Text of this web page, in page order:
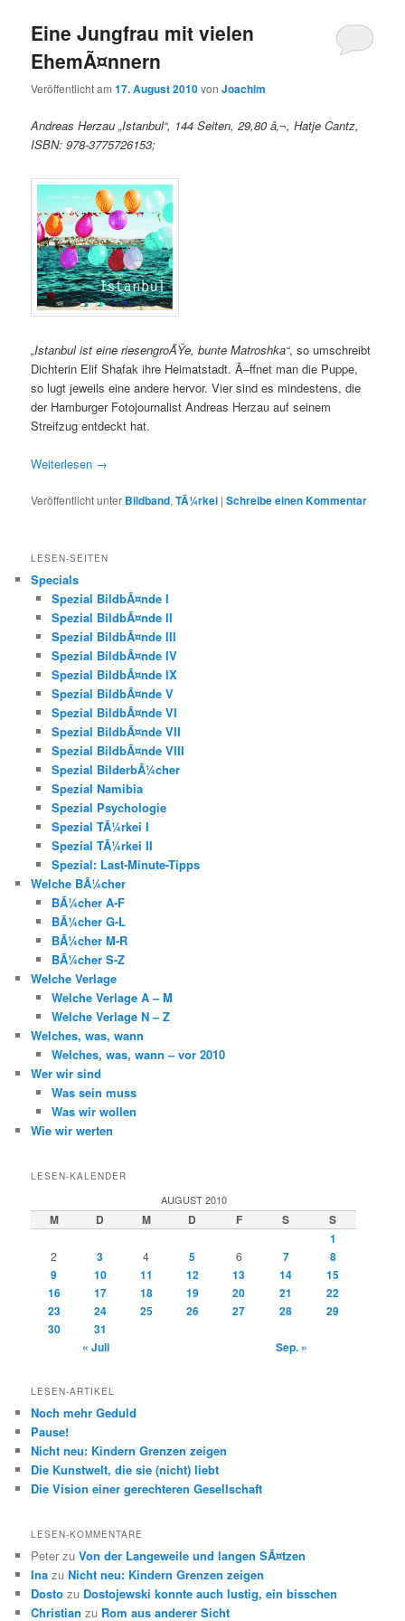
Eine Jungfrau mit vielen
EhemÃ¤nnern
Veröffentlicht am17. August 2010vonJoachim
Andreas Herzau „Istanbul“, 144 Seiten, 29,80 â‚¬, Hatje Cantz,
ISBN: 978-3775726153;
„Istanbul ist eine riesengroÃŸe, bunte Matroshka“, so umschreibt
Dichterin Elif Shafak ihre Heimatstadt. Ã–ffnet man die Puppe,
so lugt jeweils eine andere hervor. Vier sind es mindestens, die
der Hamburger Fotojournalist Andreas Herzau auf seinem
Streifzug entdeckt hat.
Weiterlesen →
Veröffentlicht unter Bildband,TÃ¼rkei |Schreibe einen Kommentar
LESEN-SEITEN
Specials
Spezial BildbÃ¤nde I
Spezial BildbÃ¤nde II
Spezial BildbÃ¤nde III
Spezial BildbÃ¤nde IV
Spezial BildbÃ¤nde IX
Spezial BildbÃ¤nde V
Spezial BildbÃ¤nde VI
Spezial BildbÃ¤nde VII
Spezial BildbÃ¤nde VIII
Spezial BilderbÃ¼cher
Spezial Namibia
Spezial Psychologie
Spezial TÃ¼rkei I
Spezial TÃ¼rkei II
Spezial: Last-Minute-Tipps
Welche BÃ¼cher
BÃ¼cher A-F
BÃ¼cher G-L
BÃ¼cher M-R
BÃ¼cher S-Z
Welche Verlage
Welche Verlage A – M
Welche Verlage N – Z
Welches, was, wann
Welches, was, wann – vor 2010
Wer wir sind
Was sein muss
Was wir wollen
Wie wir werten
LESEN-KALENDER
AUGUST 2010
M D M D F S
S
1
2 3 4 5 6 7
8
9
10 11 12 13 14
15
16
17 18 19 20 21
22
23
24 25 26 27 28
29
30
31
« Juli
Sep. »
LESEN-ARTIKEL
Noch mehr Geduld
Pause!
Nicht neu: Kindern Grenzen zeigen
Die Kunstwelt, die sie (nicht) liebt
Die Vision einer gerechteren Gesellschaft
LESEN-KOMMENTARE
Peter zuVon der Langeweile und langen SÃ¤tzen
Ina zuNicht neu: Kindern Grenzen zeigen
Dosto zu Dostojewski konnte auch lustig, ein bisschen
Christian zu Rom aus anderer Sicht